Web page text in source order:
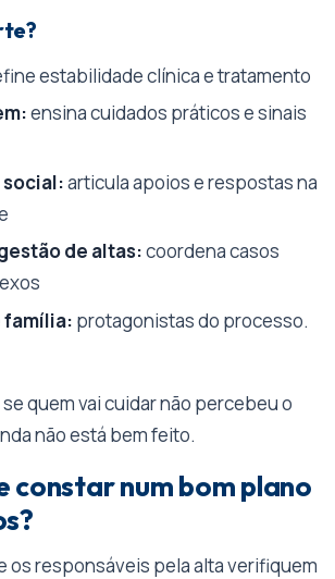
estabilidade clínica e tratamento
ensina cuidados práticos e sinais
articula apoios e respostas na
de altas:coordena casos
família: protagonistas do processo.
se quem vai cuidar não percebeu o
não está bem feito.
constar num bom plano
os responsáveis pela alta verifiquem